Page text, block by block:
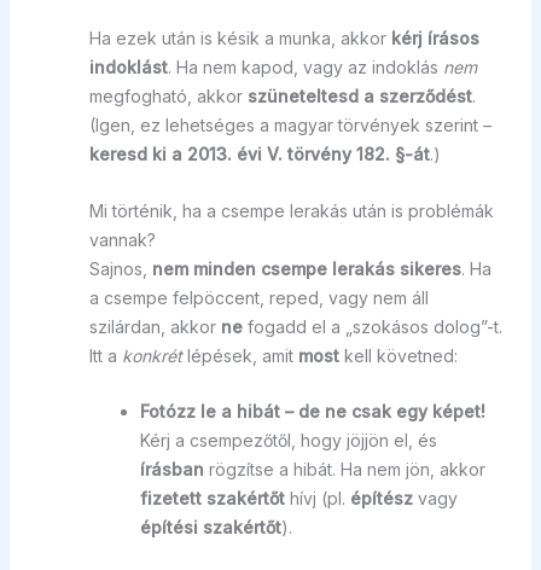
Ha ezek után is késik a munka, akkor kérj írásos
indoklást. Ha nem kapod, vagy az indoklás nem
megfogható, akkor szüneteltesd a szerződést.
(Igen, ez lehetséges a magyar törvények szerint –
keresd ki a 2013. évi V. törvény 182. §-át.)
Mi történik, ha a csempe lerakás után is problémák
vannak?
Sajnos, nem minden csempe lerakás sikeres. Ha
a csempe felpöccent, reped, vagy nem áll
szilárdan, akkor nefogadd el a „szokásos dolog”-t.
Itt a konkrétlépések, amit mostkell követned:
Fotózz le a hibát – de ne csak egy képet!
Kérj a csempezőtől, hogy jöjjön el, és
írásban rögzítse a hibát. Ha nem jön, akkor
fizetett szakértőthívj (pl. építészvagy
építési szakértőt).